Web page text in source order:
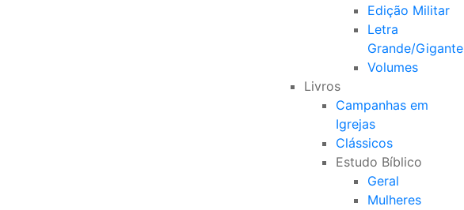
Edição Militar
Letra
Grande/Gigante
Volumes
Livros
Campanhas em
Igrejas
Clássicos
Estudo Bíblico
Geral
Mulheres